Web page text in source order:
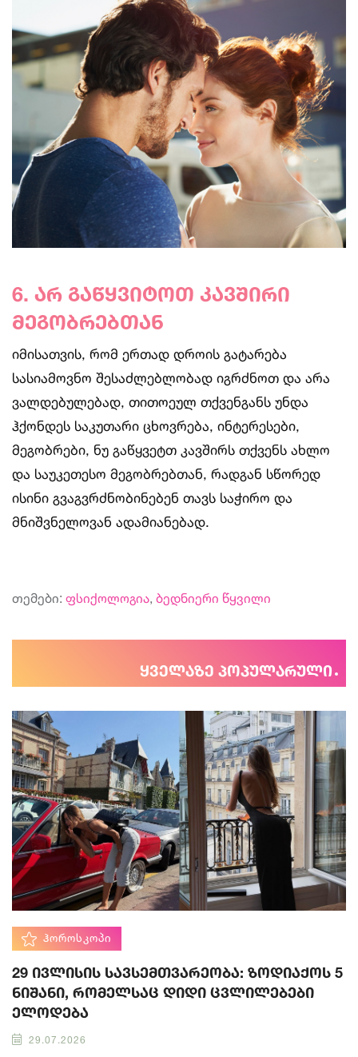
6. არ გაწყვიტოთ კავშირი
მეგობრებთან
იმისათვის, რომ ერთად დროის გატარება
სასიამოვნო შესაძლებლობად იგრძნოთ და არა
ვალდებულებად, თითოეულ თქვენგანს უნდა
ჰქონდეს საკუთარი ცხოვრება, ინტერესები,
მეგობრები, ნუ გაწყვეტთ კავშირს თქვენს ახლო
და საუკეთესო მეგობრებთან, რადგან სწორედ
ისინი გვაგვრძნობინებენ თავს საჭირო და
მნიშვნელოვან ადამიანებად.
თემები: ფსიქოლოგია, ბედნიერი წყვილი
ყველაზე პოპულარული
ᲰᲝᲠᲝᲡᲙᲝᲞᲘ
29 ივლისის სავსემთვარეობა: ზოდიაქოს 5
ნიშანი, რომელსაც დიდი ცვლილებები
ელოდება
29.07.2026